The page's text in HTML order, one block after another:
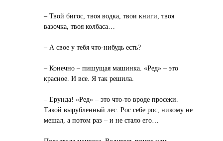
– Твой бигос, твоя водка, твои книги, твоя
вазочка, твоя колбаса…
– А свое у тебя что-нибудь есть?
– Конечно – пишущая машинка. «Ред» – это
красное. И все. Я так решила.
– Ерунда! «Ред» – это что-то вроде просеки.
Такой вырубленный лес. Рос себе рос, никому не
мешал, а потом раз – и не стало его…